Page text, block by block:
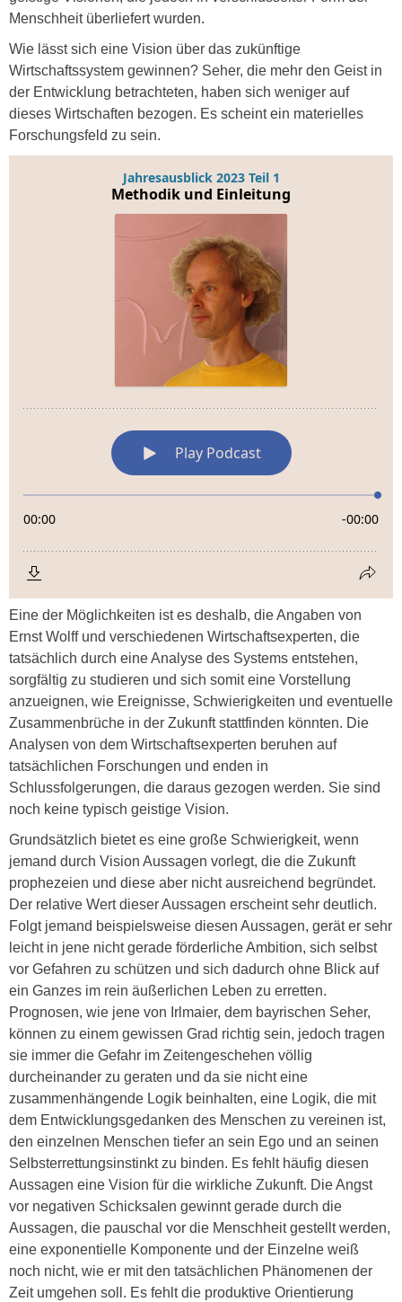
Menschheit überliefert wurden.
Wie lässt sich eine Vision über das zukünftige
Wirtschaftssystem gewinnen? Seher, die mehr den Geist in
der Entwicklung betrachteten, haben sich weniger auf
dieses Wirtschaften bezogen. Es scheint ein materielles
Forschungsfeld zu sein.
Eine der Möglichkeiten ist es deshalb, die Angaben von
Ernst Wolff und verschiedenen Wirtschaftsexperten, die
tatsächlich durch eine Analyse des Systems entstehen,
sorgfältig zu studieren und sich somit eine Vorstellung
anzueignen, wie Ereignisse, Schwierigkeiten und eventuelle
Zusammenbrüche in der Zukunft stattfinden könnten. Die
Analysen von dem Wirtschaftsexperten beruhen auf
tatsächlichen Forschungen und enden in
Schlussfolgerungen, die daraus gezogen werden. Sie sind
noch keine typisch geistige Vision.
Grundsätzlich bietet es eine große Schwierigkeit, wenn
jemand durch Vision Aussagen vorlegt, die die Zukunft
prophezeien und diese aber nicht ausreichend begründet.
Der relative Wert dieser Aussagen erscheint sehr deutlich.
Folgt jemand beispielsweise diesen Aussagen, gerät er sehr
leicht in jene nicht gerade förderliche Ambition, sich selbst
vor Gefahren zu schützen und sich dadurch ohne Blick auf
ein Ganzes im rein äußerlichen Leben zu erretten.
Prognosen, wie jene von Irlmaier, dem bayrischen Seher,
können zu einem gewissen Grad richtig sein, jedoch tragen
sie immer die Gefahr im Zeitengeschehen völlig
durcheinander zu geraten und da sie nicht eine
zusammenhängende Logik beinhalten, eine Logik, die mit
dem Entwicklungsgedanken des Menschen zu vereinen ist,
den einzelnen Menschen tiefer an sein Ego und an seinen
Selbsterrettungsinstinkt zu binden. Es fehlt häufig diesen
Aussagen eine Vision für die wirkliche Zukunft. Die Angst
vor negativen Schicksalen gewinnt gerade durch die
Aussagen, die pauschal vor die Menschheit gestellt werden,
eine exponentielle Komponente und der Einzelne weiß
noch nicht, wie er mit den tatsächlichen Phänomenen der
Zeit umgehen soll. Es fehlt die produktive Orientierung